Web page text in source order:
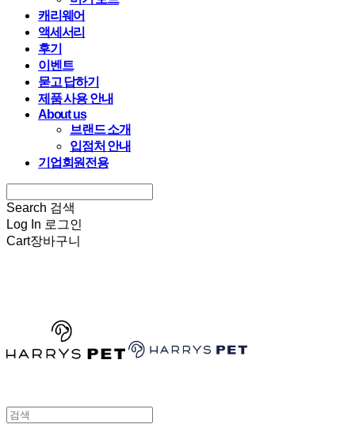
캐리웨어
액세서리
후기
이벤트
묻고 답하기
제품 사용 안내
About us
브랜드 소개
입점처 안내
기업회원전용
Search 검색
Log In 로그인
Cart장바구니